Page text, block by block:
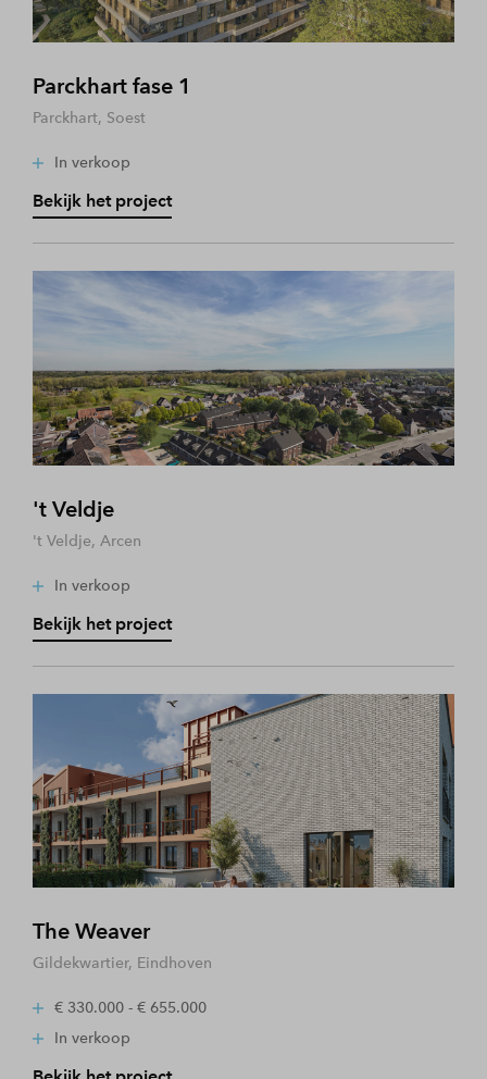
Parckhart fase 1
Parckhart, Soest
In verkoop
Bekijk het project
't Veldje
't Veldje, Arcen
In verkoop
Bekijk het project
The Weaver
Gildekwartier, Eindhoven
€ 330.000 - € 655.000
In verkoop